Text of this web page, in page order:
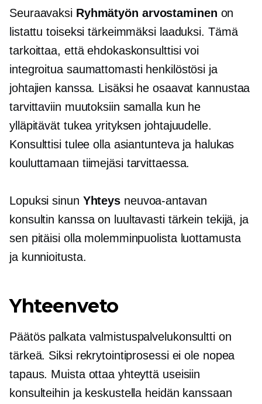
Seuraavaksi Ryhmätyön arvostaminen on
listattu toiseksi tärkeimmäksi laaduksi. Tämä
tarkoittaa, että ehdokaskonsulttisi voi
integroitua saumattomasti henkilöstösi ja
johtajien kanssa. Lisäksi he osaavat kannustaa
tarvittaviin muutoksiin samalla kun he
ylläpitävät tukea yrityksen johtajuudelle.
Konsulttisi tulee olla asiantunteva ja halukas
kouluttamaan tiimejäsi tarvittaessa.
Lopuksi sinun Yhteys neuvoa-antavan
konsultin kanssa on luultavasti tärkein tekijä, ja
sen pitäisi olla molemminpuolista luottamusta
ja kunnioitusta.
Yhteenveto
Päätös palkata valmistuspalvelukonsultti on
tärkeä. Siksi rekrytointiprosessi ei ole nopea
tapaus. Muista ottaa yhteyttä useisiin
konsulteihin ja keskustella heidän kanssaan